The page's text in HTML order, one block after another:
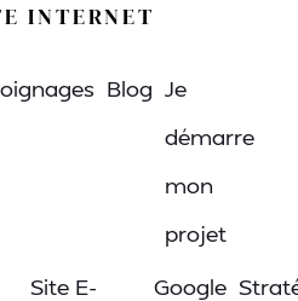
INTERNET
Blog Je
démarre
mon
projet
Site E-
Google